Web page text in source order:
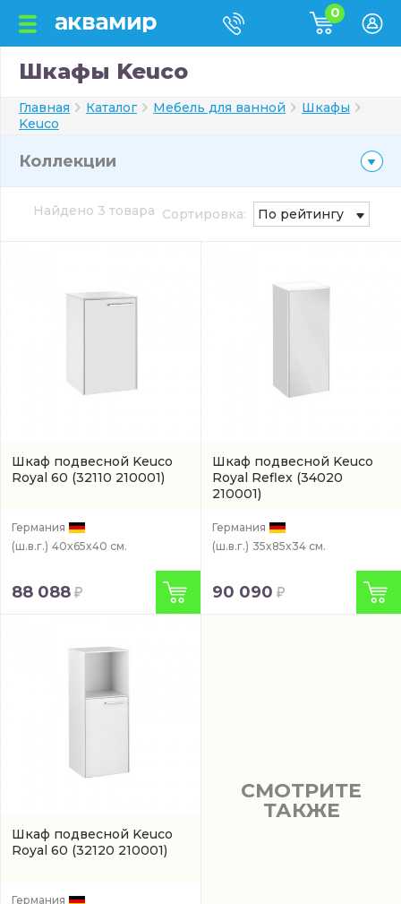
0
Шкафы Keuco
Главная Каталог Мебель для ванной
Шкафы
Keuco
Коллекции
Найдено 3 товара Сортировка: По рейтингу
Шкаф подвесной Keuco
Royal 60 (32110 210001)
Германия
(ш.в.г.) 40x65x40 см.
88 088
Шкаф подвесной Keuco
Royal Reflex (34020
210001)
Германия
(ш.в.г.) 35x85x34 см.
90 090
Шкаф подвесной Keuco
Royal 60 (32120 210001)
Германия
СМОТРИТЕ
ТАКЖЕ